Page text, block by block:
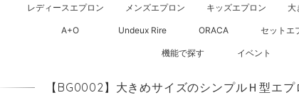
レディースエプロン メンズエプロン キッズエプロン 大
A+O Undeux Rire ORACA セットエ
機能で探す イベント
【BG0002】大きめサイズのシンプルＨ型エプ